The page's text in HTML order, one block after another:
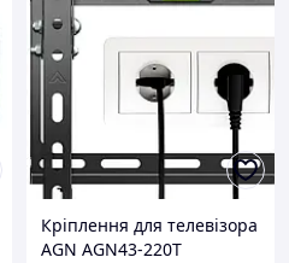
Кріплення для телевізора
AGN AGN43-220T